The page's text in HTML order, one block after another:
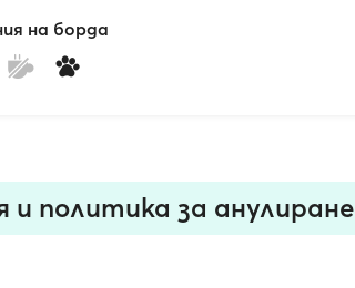
на борда
и политика за анулиранe